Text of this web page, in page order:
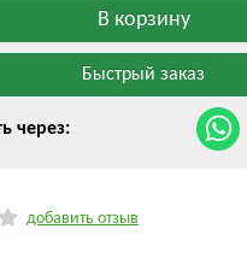
через:
добавить отзыв